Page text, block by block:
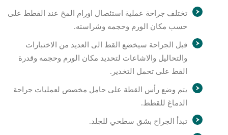
تختلف جراحة عملية استئصال اورام المخ عند القطط على
حسب مكان الورم وحجمه وشراسته.
قبل الجراحة سيخضع القط الى العديد من الاختبارات
والتحاليل والاشاعات لتحديد مكان الورم وحجمه وقدرة
القط على تحمل التخدير.
يتم وضع رأس القطة على حامل مخصص لعمليات جراحة
الدماغ للقطط.
تبدأ الجراح بشق سطحي للجلد.